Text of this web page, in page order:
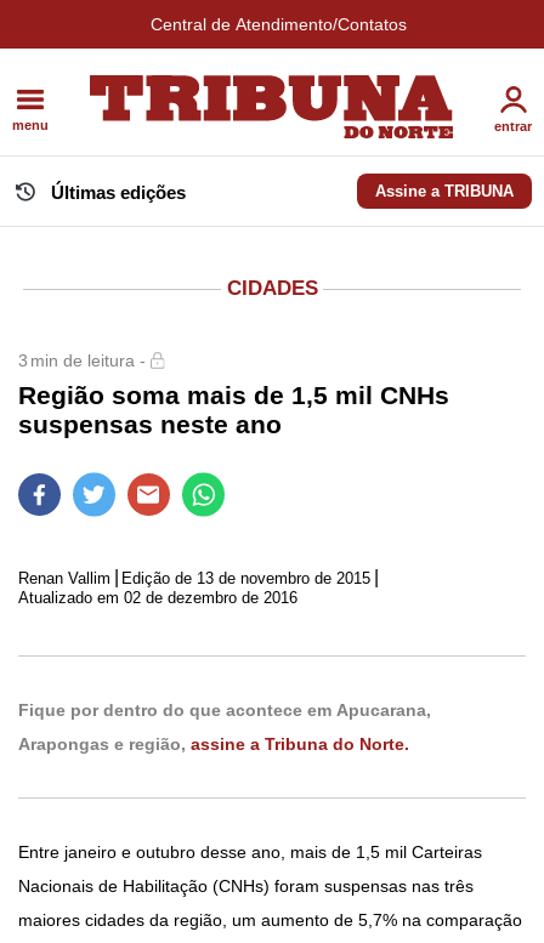
Central de Atendimento/Contatos
menu entrar
Últimas edições Assine a TRIBUNA
CIDADES
3 min de leitura -
Região soma mais de 1,5 mil CNHs
suspensas neste ano
Renan Vallim Edição de 13 de novembro de 2015
Atualizado em 02 de dezembro de 2016
Fique por dentro do que acontece em Apucarana,
Arapongas e região, assine a Tribuna do Norte.
Entre janeiro e outubro desse ano, mais de 1,5 mil Carteiras
Nacionais de Habilitação (CNHs) foram suspensas nas três
maiores cidades da região, um aumento de 5,7% na comparação